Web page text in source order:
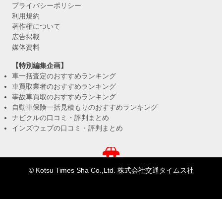
プライバシーポリシー
利用規約
著作権について
広告掲載
媒体資料
【特別編集企画】
車一括査定のおすすめランキング
車買取業者のおすすめランキング
事故車買取のおすすめランキング
自動車保険一括見積もりのおすすめランキング
ナビクルの口コミ・評判まとめ
インズウェブの口コミ・評判まとめ
© Kotsu Times Sha Co.,Ltd. 株式会社交通タイムス社